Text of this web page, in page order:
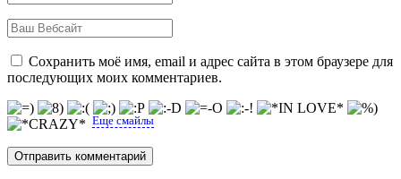
Сохранить моё имя, email и адрес сайта в этом браузере для
последующих моих комментариев.
Еще смайлы